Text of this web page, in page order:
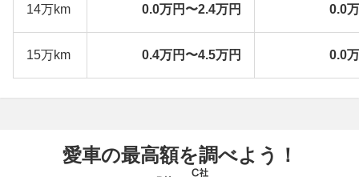
14万km 0.0万円〜2.4万円 0.0
15万km 0.4万円〜4.5万円 0.0
愛車の最高額を調べよう！